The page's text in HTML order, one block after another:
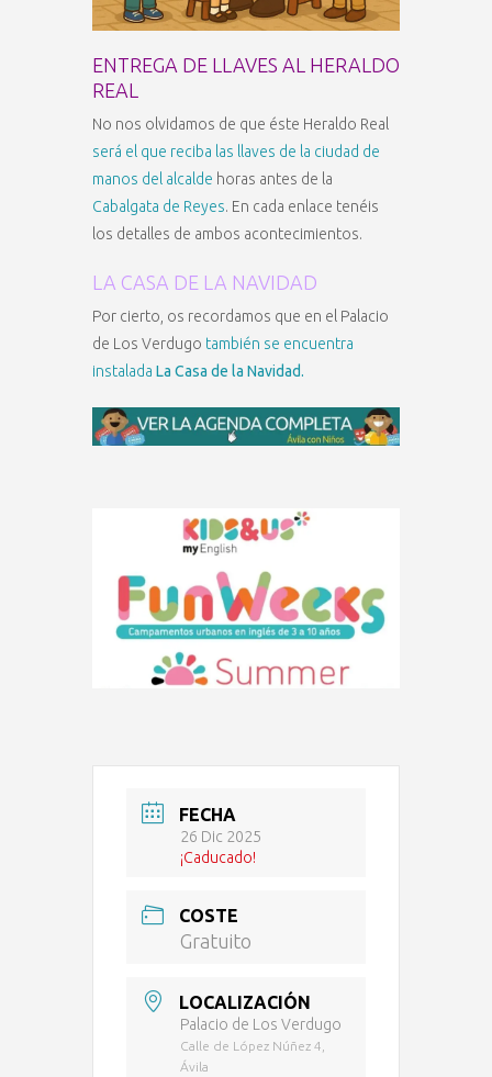
ENTREGA DE LLAVES AL HERALDO
REAL
No nos olvidamos de que éste Heraldo Real
será el que reciba las llaves de la ciudad de
manos del alcalde horas antes de la
Cabalgata de Reyes. En cada enlace tenéis
los detalles de ambos acontecimientos.
LA CASA DE LA NAVIDAD
Por cierto, os recordamos que en el Palacio
de Los Verdugo también se encuentra
instalada La Casa de la Navidad.
FECHA
26 Dic 2025
¡Caducado!
COSTE
Gratuito
LOCALIZACIÓN
Palacio de Los Verdugo
Calle de López Núñez 4,
Ávila